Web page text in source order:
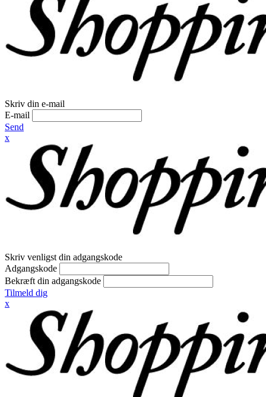
Skriv din e-mail
E-mail
Send
x
Skriv venligst din adgangskode
Adgangskode
Bekræft din adgangskode
Tilmeld dig
x